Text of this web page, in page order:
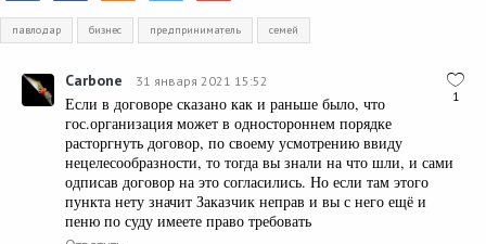
павлодар бизнес предприниматель семей
1
Carbone 31 января 2021 15:52
Если в договоре сказано как и раньше было, что
гос.организация может в одностороннем порядке
расторгнуть договор, по своему усмотрению ввиду
нецелесообразности, то тогда вы знали на что шли, и сами
одписав договор на это согласились. Но если там этого
пункта нету значит Заказчик неправ и вы с него ещё и
пеню по суду имеете право требовать